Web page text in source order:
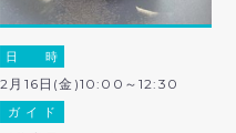
日 時
2月16日(金)10:00～12:30
ガ イ ド